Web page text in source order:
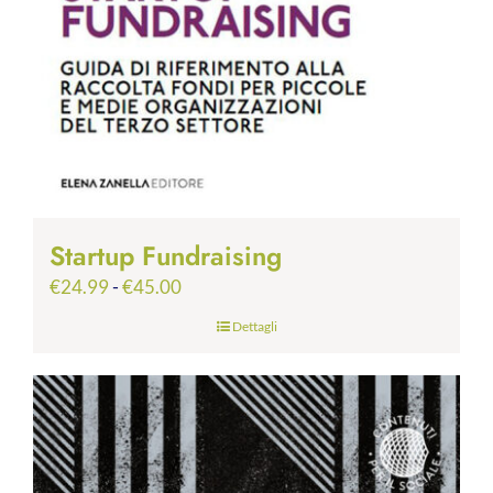
Startup Fundraising
€24.99-€45.00Fascia
€24.99
€45.00
Dettagli